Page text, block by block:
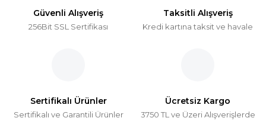
Güvenli Alışveriş
256Bit SSL Sertifikası
Taksitli Alışveriş
Kredi kartına taksit ve havale
Sertifikalı Ürünler
Sertifikalı ve Garantili Ürünler
Ücretsiz Kargo
3750 TL ve Üzeri Alışverişlerde